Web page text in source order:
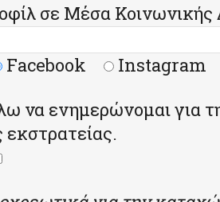
σε Μέσα Κοινωνικής
Facebook Instagram
να ενημερώνομαι για
εκστρατείας.